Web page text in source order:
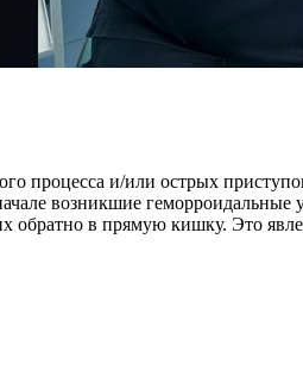
процесса и/или острых
возникшие
обратно в прямую кишку. Это